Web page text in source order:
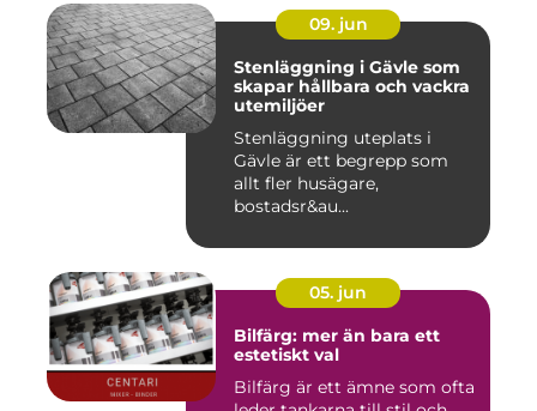
09. jun
Stenläggning i Gävle som
skapar hållbara och vackra
utemiljöer
Stenläggning uteplats i
Gävle är ett begrepp som
allt fler husägare,
bostadsr&au...
05. jun
Bilfärg: mer än bara ett
estetiskt val
Bilfärg är ett ämne som ofta